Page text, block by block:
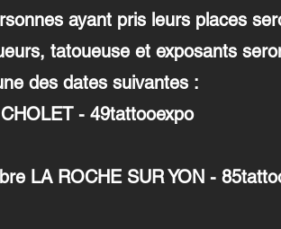
ayant pris leurs places
tatoueuse et exposants
des dates suivantes :
- 49tattooexpo
LA ROCHE SUR YON -